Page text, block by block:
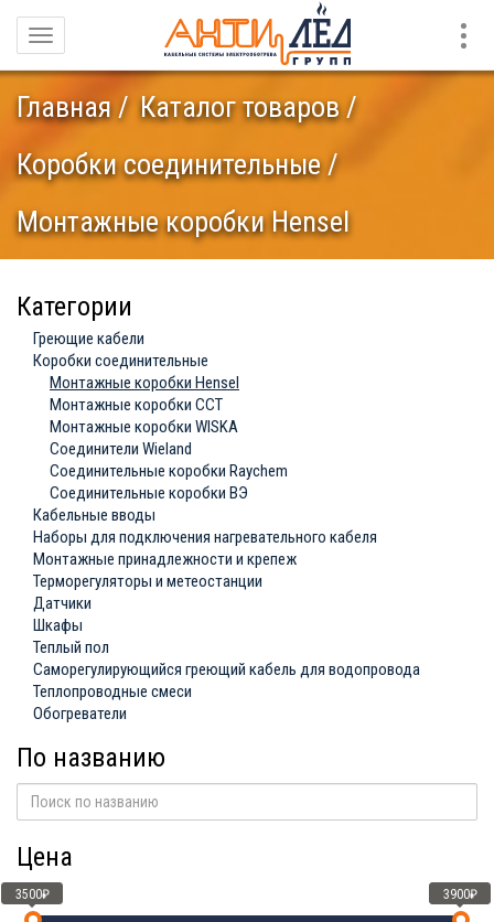
Навигация
Главная
Каталог товаров
Коробки соединительные
Монтажные коробки Hensel
Категории
Греющие кабели
Коробки соединительные
Монтажные коробки Hensel
Монтажные коробки ССТ
Монтажные коробки WISKA
Соединители Wieland
Соединительные коробки Raychem
Соединительные коробки ВЭ
Кабельные вводы
Наборы для подключения нагревательного кабеля
Монтажные принадлежности и крепеж
Терморегуляторы и метеостанции
Датчики
Шкафы
Теплый пол
Саморегулирующийся греющий кабель для водопровода
Теплопроводные смеси
Обогреватели
По названию
Цена
3500₽ 3900₽